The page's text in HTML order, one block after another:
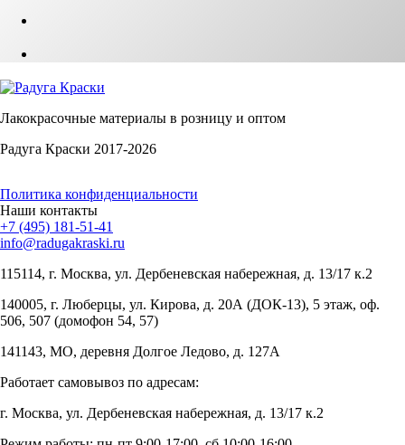
Лакокрасочные материалы в розницу и оптом
Радуга Краски 2017-2026
Политика конфиденциальности
Наши контакты
+7 (495) 181-51-41
info@radugakraski.ru
115114, г. Москва, ул. Дербеневская набережная, д. 13/17 к.2
140005, г. Люберцы, ул. Кирова, д. 20А (ДОК-13), 5 этаж, оф.
506, 507 (домофон 54, 57)
141143, МО, деревня Долгое Ледово, д. 127А
Работает самовывоз по адресам:
г. Москва, ул. Дербеневская набережная, д. 13/17 к.2